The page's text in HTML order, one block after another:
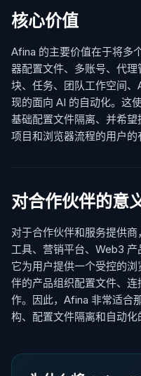
核心价值
Afina 的主要价值在于将多
器配置文件、多账号、代
块、任务、团队工作空间
现的面向 AI 的自动化。这
基础配置文件隔离、并希望
项目和浏览器流程的用户的
对合作伙伴的意
对于合作伙伴和服务提供
工具、营销平台、Web3 产
它为用户提供一个受控的
伴的产品组织配置文件、
作。因此，Afina 非常适合
构、配置文件隔离和自动化